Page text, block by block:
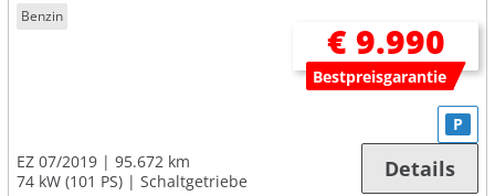
Benzin
€ 9.990
Bestpreisgarantie
EZ 07/2019
95.672 km
74 kW (101 PS)
Schaltgetriebe
P
Details